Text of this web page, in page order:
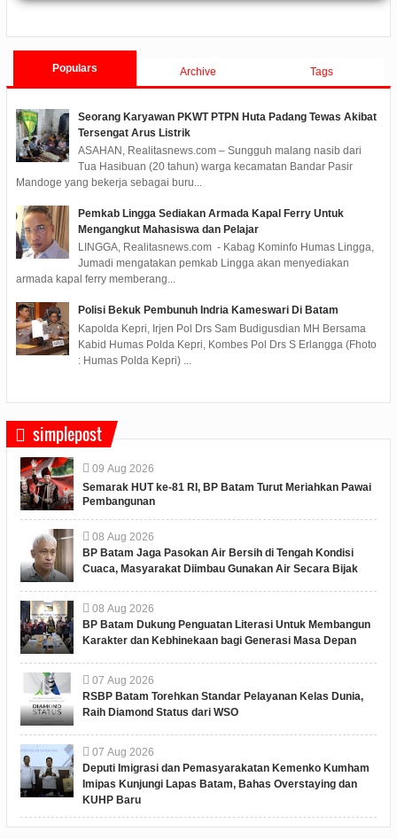
2022/09/240 Comments 2021/10/180 Comments 2020/05/110
Populars Archive Tags
Seorang Karyawan PKWT PTPN Huta Padang Tewas Akibat
Tersengat Arus Listrik
ASAHAN, Realitasnews.com – Sungguh malang nasib dari
Tua Hasibuan (20 tahun) warga kecamatan Bandar Pasir
Mandoge yang bekerja sebagai buru...
Pemkab Lingga Sediakan Armada Kapal Ferry Untuk
Mengangkut Mahasiswa dan Pelajar
LINGGA, Realitasnews.com - Kabag Kominfo Humas Lingga,
Jumadi mengatakan pemkab Lingga akan menyediakan
armada kapal ferry memberang...
Polisi Bekuk Pembunuh Indria Kameswari Di Batam
Kapolda Kepri, Irjen Pol Drs Sam Budigusdian MH Bersama
Kabid Humas Polda Kepri, Kombes Pol Drs S Erlangga (Fhoto
: Humas Polda Kepri) ...
simplepost
09 Aug 2026
Semarak HUT ke-81 RI, BP Batam Turut Meriahkan Pawai
Pembangunan
08 Aug 2026
BP Batam Jaga Pasokan Air Bersih di Tengah Kondisi
Cuaca, Masyarakat Diimbau Gunakan Air Secara Bijak
08 Aug 2026
BP Batam Dukung Penguatan Literasi Untuk Membangun
Karakter dan Kebhinekaan bagi Generasi Masa Depan
07 Aug 2026
RSBP Batam Torehkan Standar Pelayanan Kelas Dunia,
Raih Diamond Status dari WSO
07 Aug 2026
Deputi Imigrasi dan Pemasyarakatan Kemenko Kumham
Imipas Kunjungi Lapas Batam, Bahas Overstaying dan
KUHP Baru